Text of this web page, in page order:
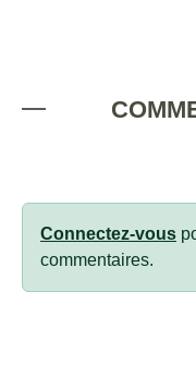
Connectez-vous
commentaires.